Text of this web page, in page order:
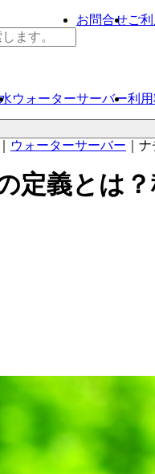
ウォーターサーバー利
お問合せご
ウォーターサーバー ナ
定義とは